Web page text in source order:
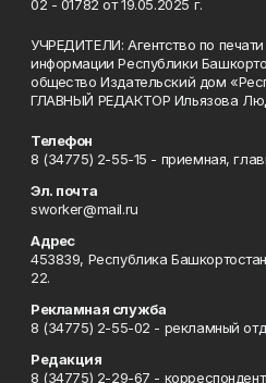
02 - 01782 от 19.05.2025 г.
УЧРЕДИТЕЛИ: Агентство по
информации Республики
общество Издательский дом
ГЛАВНЫЙ РЕДАКТОР Ильязова
Телефон
8 (34775) 2-55-15 - приемная,
Эл. почта
sworker@mail.ru
Адрес
453839, Республика
22.
Рекламная служба
8 (34775) 2-55-02 - рекламный
Редакция
8 (34775) 2-29-67 -